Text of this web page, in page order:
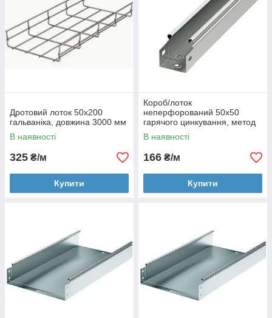
Дротовий лоток 50х200
гальваніка, довжина 3000 мм
В наявності
325 ₴/м
Купити
Короб/лоток
неперфорований 50х50
гарячого цинкування, метод
Сендзіміра, довжина 3000 мм
В наявності
166 ₴/м
Купити